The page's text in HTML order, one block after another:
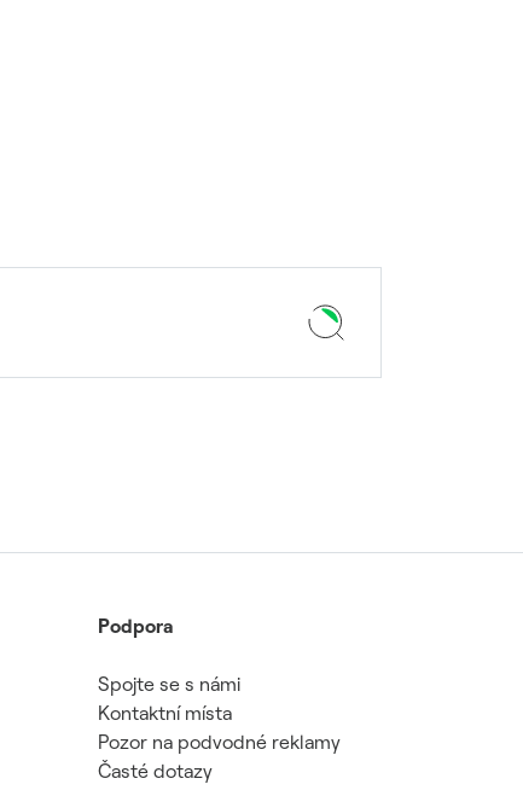
Podpora
Spojte se s námi
Kontaktní místa
Pozor na podvodné reklamy
Časté dotazy